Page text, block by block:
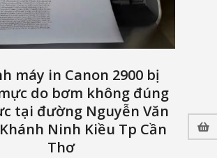
máy in Canon 2900 bị
do bơm không đúng
tại đường Nguyễn Văn
Ninh Kiều Tp Cần
Thơ